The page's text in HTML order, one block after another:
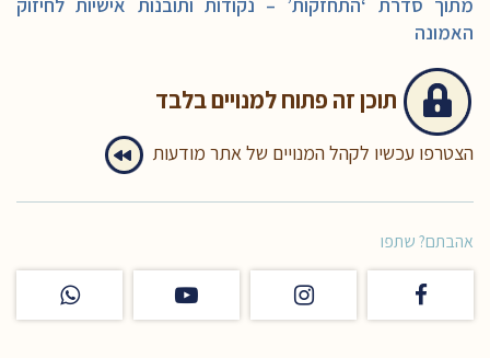
האמונה
תוכן זה פתוח למנויים בלבד
הצטרפו עכשיו לקהל המנויים של אתר מודעות
אהבתם? שתפו